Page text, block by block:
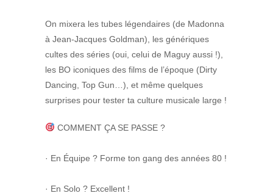
On mixera les tubes légendaires (de Madonna
à Jean-Jacques Goldman), les génériques
cultes des séries (oui, celui de Maguy aussi !),
les BO iconiques des films de l’époque (Dirty
Dancing, Top Gun…), et même quelques
surprises pour tester ta culture musicale large !
COMMENT ÇA SE PASSE ?
· En Équipe ? Forme ton gang des années 80 !
· En Solo ? Excellent !